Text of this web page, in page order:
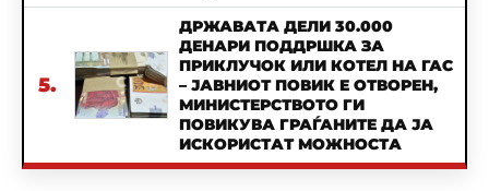
5.
ДРЖАВАТА ДЕЛИ 30.000
ДЕНАРИ ПОДДРШКА ЗА
ПРИКЛУЧОК ИЛИ КОТЕЛ НА ГАС
– ЈАВНИОТ ПОВИК Е ОТВОРЕН,
МИНИСТЕРСТВОТО ГИ
ПОВИКУВА ГРАЃАНИТЕ ДА ЈА
ИСКОРИСТАТ МОЖНОСТА